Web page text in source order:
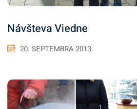
Návšteva Viedne
20. SEPTEMBRA 2013